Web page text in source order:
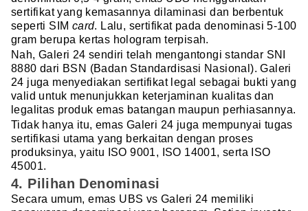
sertifikat yang kemasannya dilaminasi dan berbentuk
seperti SIM card. Lalu, sertifikat pada denominasi 5-100
gram berupa kertas hologram terpisah.
Nah, Galeri 24 sendiri telah mengantongi standar SNI
8880 dari BSN (Badan Standardisasi Nasional). Galeri
24 juga menyediakan sertifikat legal sebagai bukti yang
valid untuk menunjukkan keterjaminan kualitas dan
legalitas produk emas batangan maupun perhiasannya.
Tidak hanya itu, emas Galeri 24 juga mempunyai tugas
sertifikasi utama yang berkaitan dengan proses
produksinya, yaitu ISO 9001, ISO 14001, serta ISO
45001.
4. Pilihan Denominasi
Secara umum, emas UBS vs Galeri 24 memiliki